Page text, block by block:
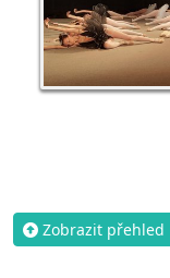
Zobrazit přehled